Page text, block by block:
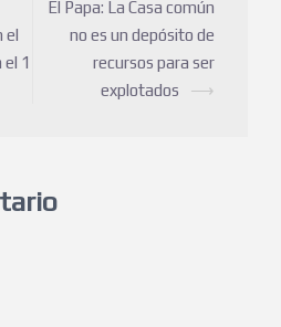
el
1
El Papa: La Casa común
no es un depósito de
recursos para ser
explotados
⟶